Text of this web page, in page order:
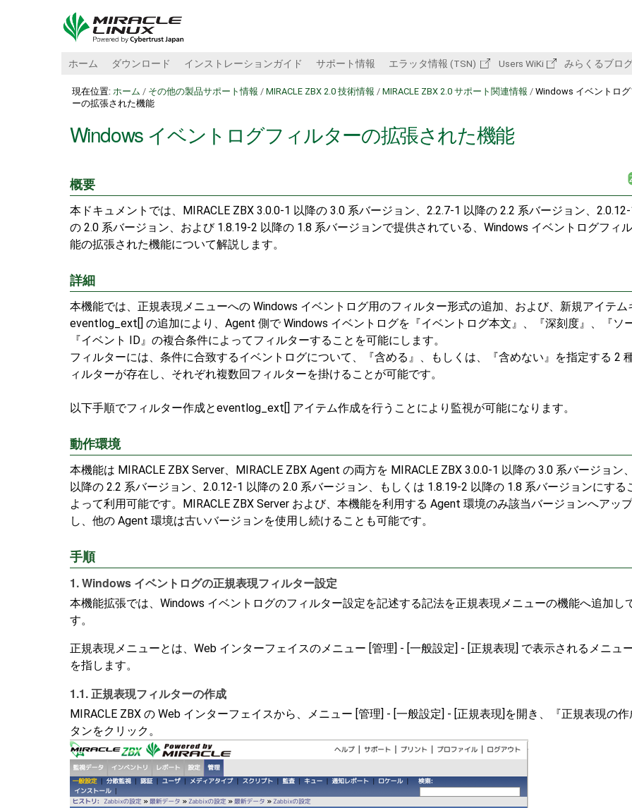
ホーム ダウンロード インストレーションガイド サポート情報 エラッタ情報 (TSN) Users WiKi みらくるブロ
現在位置: ホーム / その他の製品サポート情報 / MIRACLE ZBX 2.0 技術情報 / MIRACLE ZBX 2.0 サポート関連情報 / Windows イベントログ
ーの拡張された機能
Windows イベントログフィルターの拡張された機能
概要
本ドキュメントでは、MIRACLE ZBX 3.0.0-1 以降の 3.0 系バージョン、2.2.7-1 以降の 2.2 系バージョン、
の 2.0 系バージョン、および 1.8.19-2 以降の 1.8 系バージョンで提供されている、Windows イベントログフィ
能の拡張された機能について解説します。
詳細
本機能では、正規表現メニューへの Windows イベントログ用のフィルター形式の追加、および、新規アイテム
eventlog_ext[] の追加により、Agent 側で Windows イベントログを『イベントログ本文』、『深刻度』、『ソー
『イベント ID』の複合条件によってフィルターすることを可能にします。
フィルターには、条件に合致するイベントログについて、『含める』、もしくは、『含めない』を指定する 2
ィルターが存在し、それぞれ複数回フィルターを掛けることが可能です。
以下手順でフィルター作成とeventlog_ext[] アイテム作成を行うことにより監視が可能になります。
動作環境
本機能は MIRACLE ZBX Server、MIRACLE ZBX Agent の両方を MIRACLE ZBX 3.0.0-1 以降の 3.0 系バージョン
以降の 2.2 系バージョン、2.0.12-1 以降の 2.0 系バージョン、もしくは 1.8.19-2 以降の 1.8 系バージョンにする
よって利用可能です。MIRACLE ZBX Server および、本機能を利用する Agent 環境のみ該当バージョンへアッ
し、他の Agent 環境は古いバージョンを使用し続けることも可能です。
手順
1. Windows イベントログの正規表現フィルター設定
本機能拡張では、Windows イベントログのフィルター設定を記述する記法を正規表現メニューの機能へ追加し
す。
正規表現メニューとは、Web インターフェイスのメニュー [管理] - [一般設定] - [正規表現] で表示されるメニュ
を指します。
1.1. 正規表現フィルターの作成
MIRACLE ZBX の Web インターフェイスから、メニュー [管理] - [一般設定] - [正規表現]を開き、『正規表現の作
タンをクリック。